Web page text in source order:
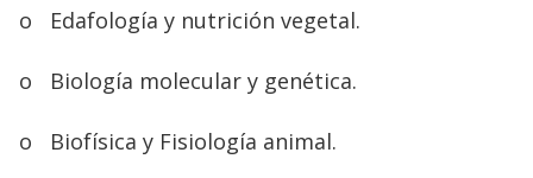
o Edafología y nutrición vegetal.
o Biología molecular y genética.
o Biofísica y Fisiología animal.